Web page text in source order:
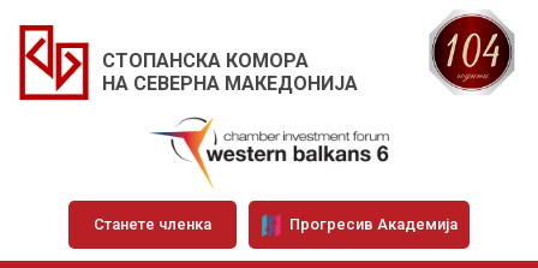
СТОПАНСКА КОМОРА
НА СЕВЕРНА МАКЕДОНИЈА
Станете членка Прогресив Академија